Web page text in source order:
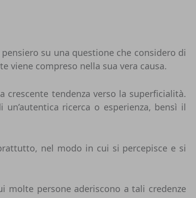
su una questione che considero di
viene compreso nella sua vera causa.
crescente tendenza verso la superficialità.
ricerca o esperienza, bensì il
nel modo in cui si percepisce e si
molte persone aderiscono a tali credenze